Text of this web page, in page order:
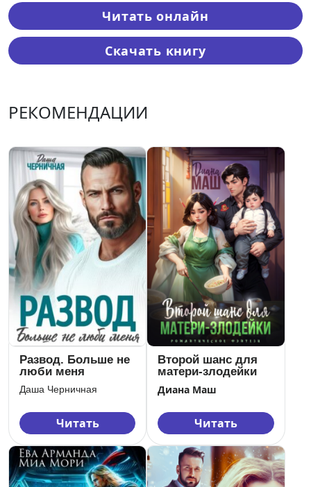
Читать онлайн
Скачать книгу
РЕКОМЕНДАЦИИ
Развод. Больше не
люби меня
Даша Черничная
Читать
Второй шанс для
матери-злодейки
Диана Маш
Читать